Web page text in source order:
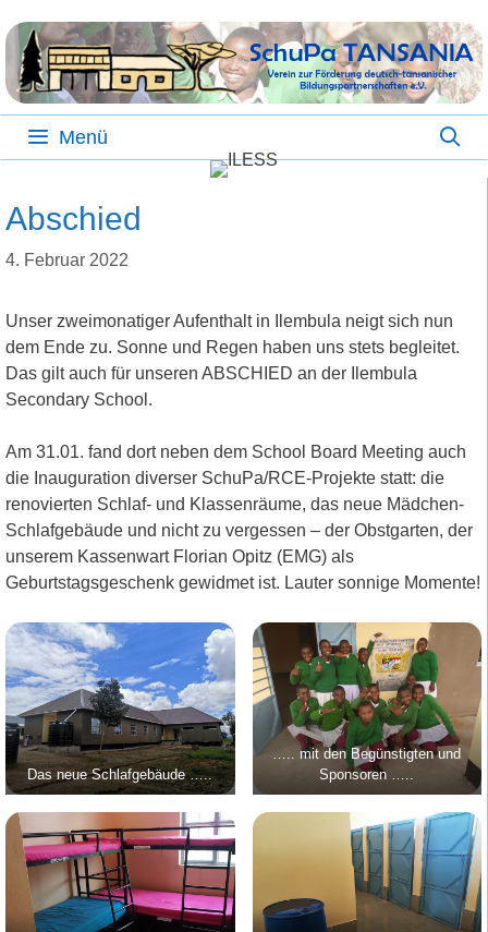
Inhalt
springen
Menü
Abschied
4. Februar 2022
Unser zweimonatiger Aufenthalt in Ilembula neigt sich nun
dem Ende zu. Sonne und Regen haben uns stets begleitet.
Das gilt auch für unseren ABSCHIED an der Ilembula
Secondary School.
Am 31.01. fand dort neben dem School Board Meeting auch
die Inauguration diverser SchuPa/RCE-Projekte statt: die
renovierten Schlaf- und Klassenräume, das neue Mädchen-
Schlafgebäude und nicht zu vergessen – der Obstgarten, der
unserem Kassenwart Florian Opitz (EMG) als
Geburtstagsgeschenk gewidmet ist. Lauter sonnige Momente!
Das neue Schlafgebäude …..
….. mit den Begünstigten und
Sponsoren …..